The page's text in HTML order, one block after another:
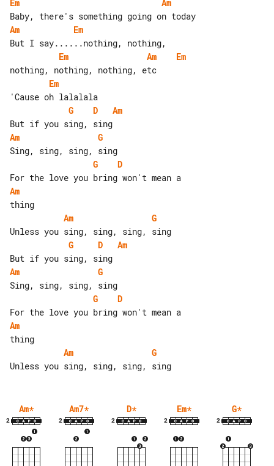
Em
Am
Am
Em
Em
Am
Em
Em
G
D
Am
Am
G
G
D
Am
Am
G
G
D
Am
Am
G
G
D
Am
Am
G
Am*
2
Am7*
2
D*
2
Em*
2
G*
2